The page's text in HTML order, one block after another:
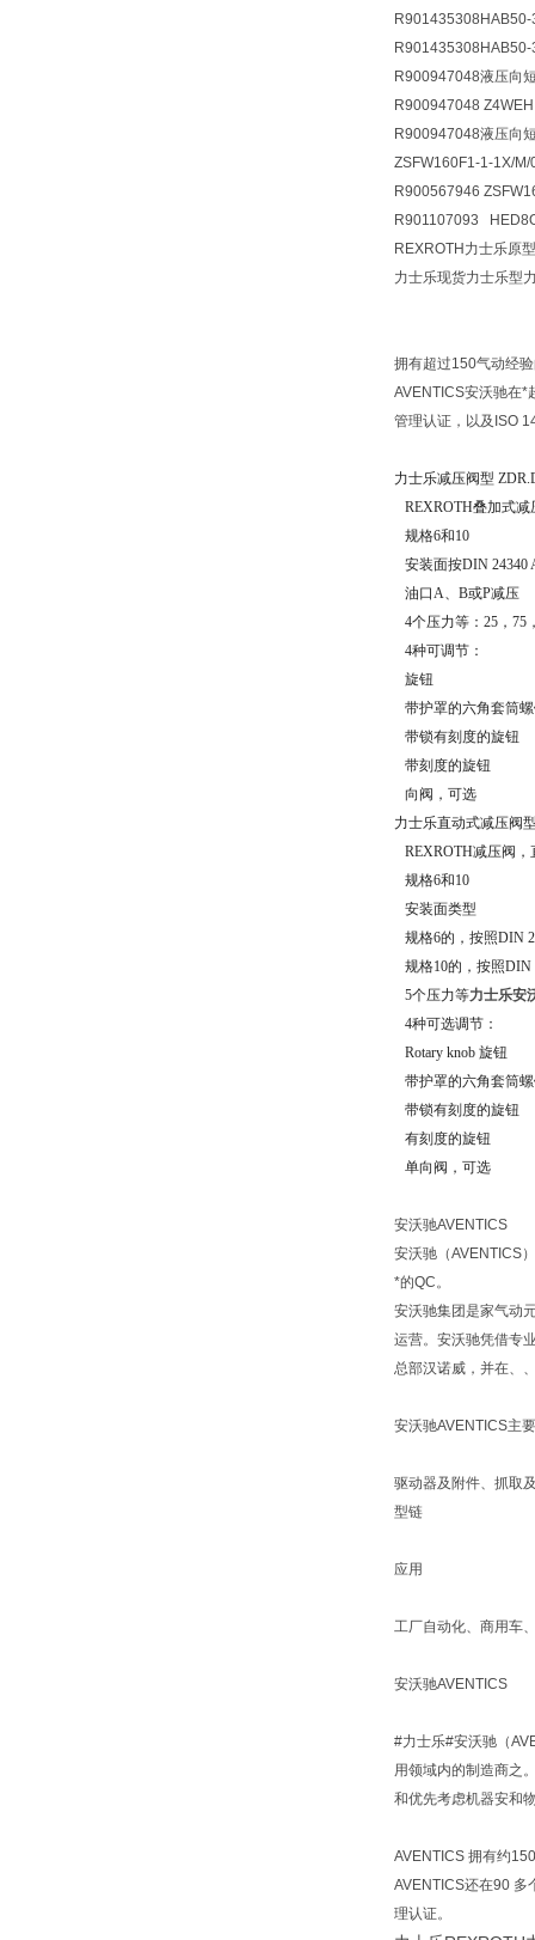
R901435308
R901435308
R900947048液压向
R900947048
R900947048液压向
ZSFW160F1-1-1X/
R900567946
R901107093
REXROTH力士乐原
力士乐现货力士乐型
拥有超过150气动经
AVENTICS安沃驰在*
管理认证，以及ISO
力士乐减压阀型
REXROTH叠加式减
规格6和10
安装面按DIN 24340
油口A、B或P减压
4个压力等：25，75
4种可调节：
旋钮
带护罩的六角套筒
带锁有刻度的旋钮
带刻度的旋钮
向阀，可选
力士乐直动式减压阀
REXROTH减压阀，
规格6和10
安装面类型
规格6的，按照DIN
规格10的，按照DIN
5个压力等力士乐安
4种可选调节：
Rotary knob 旋钮
带护罩的六角套筒
带锁有刻度的旋钮
有刻度的旋钮
单向阀，可选
安沃驰AVENTICS
安沃驰（AVENTICS
*的QC。
安沃驰集团是家气动
运营。安沃驰凭借专
总部汉诺威，并在、
安沃驰AVENTICS主
驱动器及附件、抓取
型链
应用
工厂自动化、商用车
安沃驰AVENTICS
#力士乐#安沃驰（
用领域内的制造商之
和优先考虑机器安和
AVENTICS 拥有约
AVENTICS还在90 多
理认证。